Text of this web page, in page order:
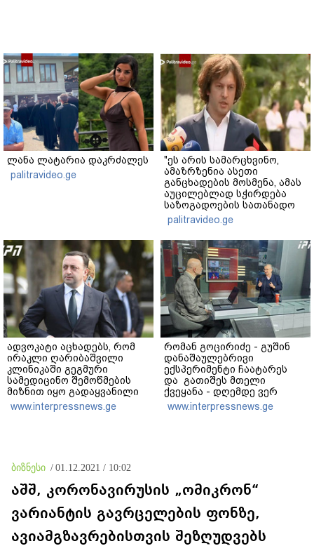
ლანა ლატარია დაკრძალეს
palitravideo.ge
"ეს არის სამარცხვინო,
ამაზრზენია ასეთი
განცხადების მოსმენა, ამას
აუცილებლად სჭირდება
საზოგადოების სათანადო
რეაქცია" - ირაკლი
კობახიძე
palitravideo.ge
ადვოკატი აცხადებს, რომ
ირაკლი ღარიბაშვილი
კლინიკაში გეგმური
სამედიცინო შემოწმების
მიზნით იყო გადაყვანილი
და „არავითარი საპანიკო“
არ ყოფილა
www.interpressnews.ge
რომან გოცირიძე - გუშინ
დანაშაულებრივი
ექსპერიმენტი ჩაატარეს
და გათიშეს მთელი
ქვეყანა - დღემდე ვერ
დავადგინეთ, რა მოხდა
ელექტროენერგიის
www.interpressnews.ge
ბიზნესი / 01.12.2021 / 10:02
აშშ, კორონავირუსის „ომიკრონ“
ვარიანტის გავრცელების ფონზე,
ავიამგზავრებისთვის შეზღუდვებს